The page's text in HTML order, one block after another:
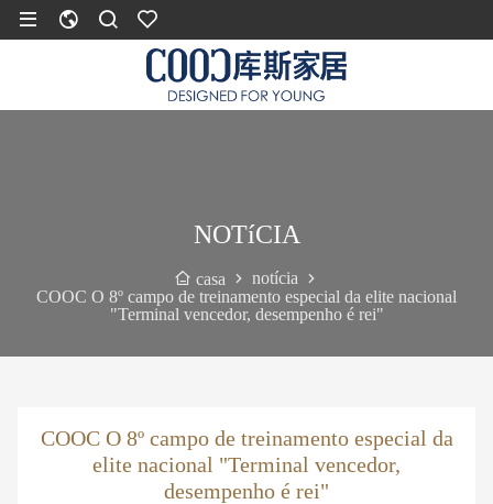
NOTíCIA
casa
notícia
COOC O 8º campo de treinamento especial da elite nacional
"Terminal vencedor, desempenho é rei"
COOC O 8º campo de treinamento especial da
elite nacional "Terminal vencedor,
desempenho é rei"